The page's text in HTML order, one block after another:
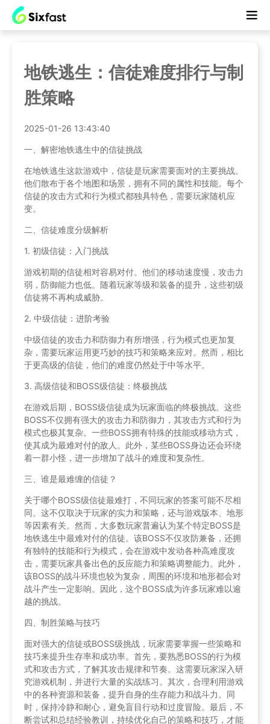
地铁逃生：信徒难度排行与制
胜策略
2025-01-26 13:43:40
一、解密地铁逃生中的信徒挑战
在地铁逃生这款游戏中，信徒是玩家需要面对的主要挑战。
他们散布于各个地图和场景，拥有不同的属性和技能。每个
信徒的攻击方式和行为模式都独具特色，需要玩家随机应
变。
二、信徒难度分级解析
1. 初级信徒：入门挑战
游戏初期的信徒相对容易对付。他们的移动速度慢，攻击力
弱，防御能力也低。随着玩家等级和装备的提升，这些初级
信徒将不再构成威胁。
2. 中级信徒：进阶考验
中级信徒的攻击力和防御力有所增强，行为模式也更加复
杂，需要玩家运用更巧妙的技巧和策略来应对。然而，相比
于更高级的信徒，他们的难度仍然处于中等水平。
3. 高级信徒和BOSS级信徒：终极挑战
在游戏后期，BOSS级信徒成为玩家面临的终极挑战。这些
BOSS不仅拥有强大的攻击力和防御力，其攻击方式和行为
模式也极其复杂。一些BOSS拥有特殊的技能或移动方式，
使其成为最难对付的敌人。此外，某些BOSS身边还会环绕
着一群小怪，进一步增加了战斗的难度和复杂性。
三、谁是最难缠的信徒？
关于哪个BOSS级信徒最难打，不同玩家的答案可能不尽相
同。这不仅取决于玩家的实力和策略，还与游戏版本、地形
等因素有关。然而，大多数玩家普遍认为某个特定BOSS是
地铁逃生中最难对付的信徒。该BOSS不仅攻防兼备，还拥
有独特的技能和行为模式，会在游戏中发动各种高难度攻
击，需要玩家具备出色的反应能力和策略调整能力。此外，
该BOSS的战斗环境也较为复杂，周围的环境和地形都会对
战斗产生一定影响。因此，这个BOSS成为许多玩家难以逾
越的挑战。
四、制胜策略与技巧
面对强大的信徒或BOSS级挑战，玩家需要掌握一些策略和
技巧来提升生存率和成功率。首先，要熟悉BOSS的行为模
式和攻击方式，了解其攻击规律和节奏。这需要玩家深入研
究游戏机制，并进行大量的实战练习。其次，合理利用游戏
中的各种资源和装备，提升自身的生存能力和战斗力。同
时，保持冷静和耐心，避免盲目行动和过度冒险。最后，不
断尝试和总结经验教训，持续优化自己的策略和技巧，才能